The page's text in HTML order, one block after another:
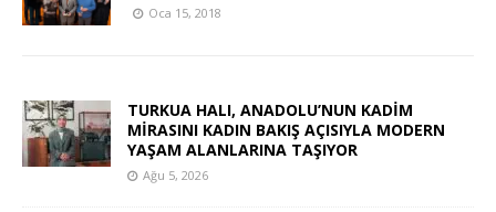
Oca 15, 2018
TURKUA HALI, ANADOLU’NUN KADİM
MİRASINI KADIN BAKIŞ AÇISIYLA MODERN
YAŞAM ALANLARINA TAŞIYOR
Ağu 5, 2026